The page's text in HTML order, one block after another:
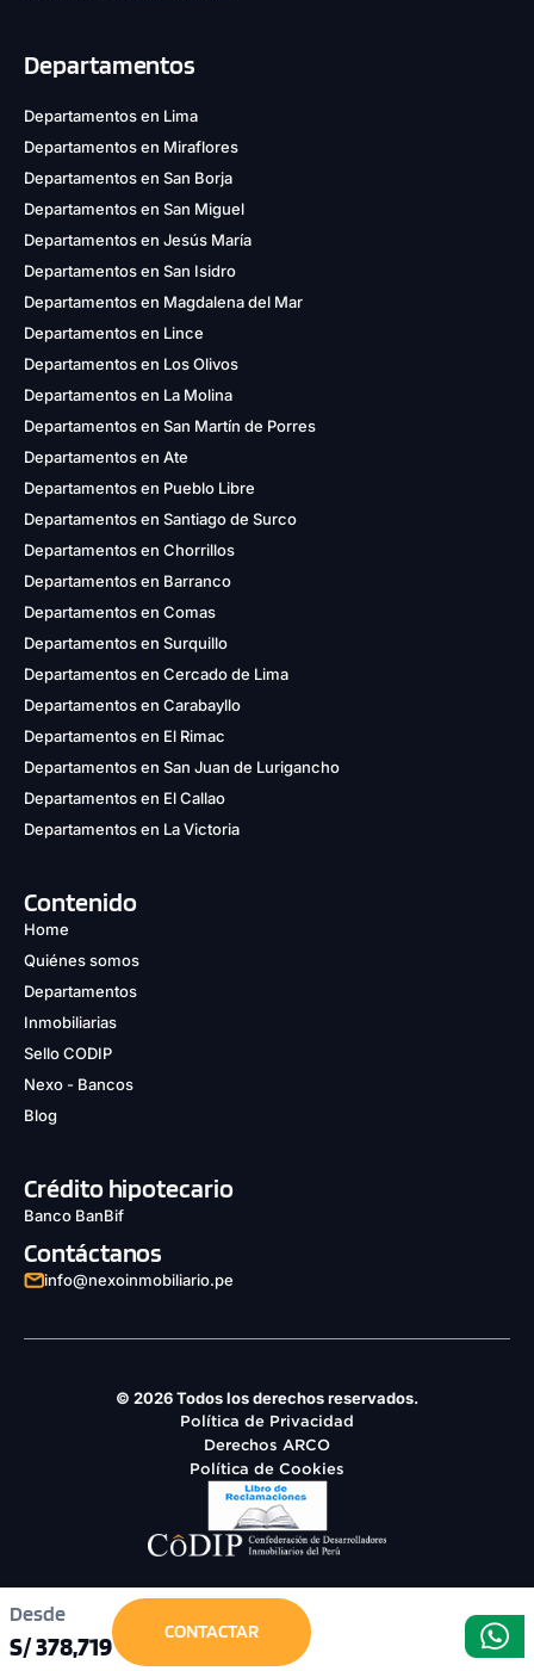
Desde
S/ 378,719 CONTACTAR
Departamentos
Departamentos en Lima
Departamentos en Miraflores
Departamentos en San Borja
Departamentos en San Miguel
Departamentos en Jesús María
Departamentos en San Isidro
Departamentos en Magdalena del Mar
Departamentos en Lince
Departamentos en Los Olivos
Departamentos en La Molina
Departamentos en San Martín de Porres
Departamentos en Ate
Departamentos en Pueblo Libre
Departamentos en Santiago de Surco
Departamentos en Chorrillos
Departamentos en Barranco
Departamentos en Comas
Departamentos en Surquillo
Departamentos en Cercado de Lima
Departamentos en Carabayllo
Departamentos en El Rimac
Departamentos en San Juan de Lurigancho
Departamentos en El Callao
Departamentos en La Victoria
Contenido
Home
Quiénes somos
Departamentos
Inmobiliarias
Sello CODIP
Nexo - Bancos
Blog
Crédito hipotecario
Banco BanBif
Contáctanos
info@nexoinmobiliario.pe
© 2026 Todos los derechos reservados.
Política de Privacidad
Derechos ARCO
Política de Cookies